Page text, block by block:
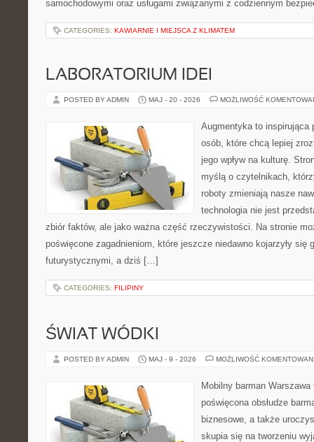
samochodowymi oraz usługami związanymi z codziennym
CATEGORIES: KAWIARNIE I MIEJSCA Z KLIMATEM
LABORATORIUM IDEI
POSTED BY ADMIN MAJ - 20 - 2026 MOŻLIWOŚĆ
Augmentyka to inspirująca
osób, które chcą lepiej
jego wpływ na kulturę.
myślą o czytelnikach,
roboty zmieniają nasze
technologia nie jest
zbiór faktów, ale jako ważna część rzeczywistości. Na stronie
poświęcone zagadnieniom, które jeszcze niedawno kojarzyły się
futurystycznymi, a dziś […]
CATEGORIES: FILIPINY
ŚWIAT WÓDKI
POSTED BY ADMIN MAJ - 9 - 2026 MOŻLIWOŚĆ
Mobilny barman
poświęcona obsłudze
biznesowe, a także
skupia się na tworzeniu